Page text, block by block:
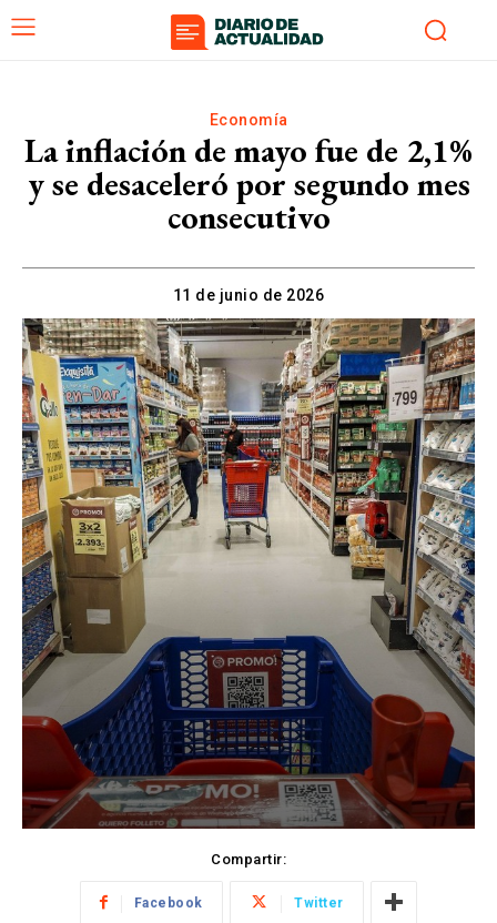
Economía
La inflación de mayo fue de 2,1%
y se desaceleró por segundo mes
consecutivo
11 de junio de 2026
Compartir:
Facebook Twitter